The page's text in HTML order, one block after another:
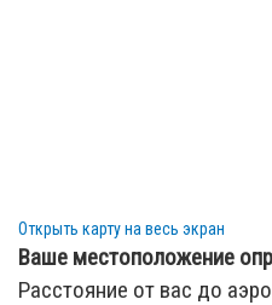
Открыть карту на весь экран
Ваше местоположение
Расстояние от вас до